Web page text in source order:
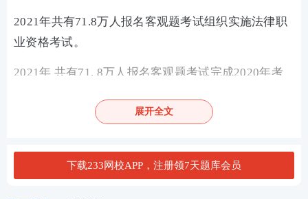
2021年共有71.8万人报名客观题考试组织实施法律职
业资格考试。
2021年 共有71. 8万人报名客观题考试完成2020年考
6. 2万余人法律职业资格。
法考发展历程：
展开全文
下载233网校APP，注册领7天题库会员